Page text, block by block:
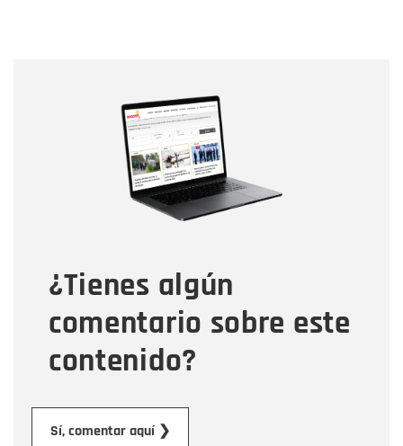
¿Tienes algún
comentario sobre este
contenido?
Sí, comentar aquí ❯
Correo electrónico
Tipo de comentario
Mensaje